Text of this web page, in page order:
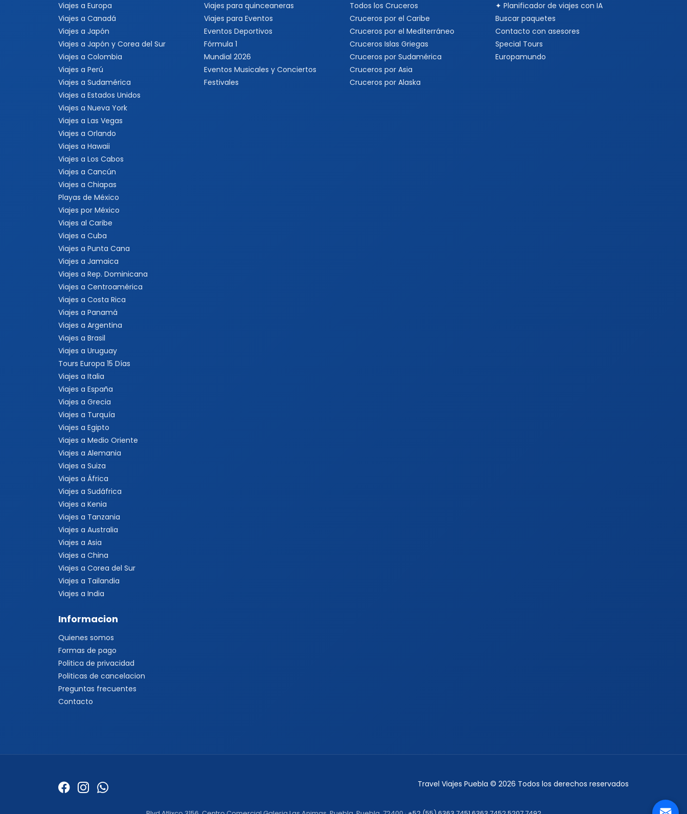
Viajes a Europa
Viajes a Canadá
Viajes a Japón
Viajes a Japón y Corea del Sur
Viajes a Colombia
Viajes a Perú
Viajes a Sudamérica
Viajes a Estados Unidos
Viajes a Nueva York
Viajes a Las Vegas
Viajes a Orlando
Viajes a Hawaii
Viajes a Los Cabos
Viajes a Cancún
Viajes a Chiapas
Playas de México
Viajes por México
Viajes al Caribe
Viajes a Cuba
Viajes a Punta Cana
Viajes a Jamaica
Viajes a Rep. Dominicana
Viajes a Centroamérica
Viajes a Costa Rica
Viajes a Panamá
Viajes a Argentina
Viajes a Brasil
Viajes a Uruguay
Tours Europa 15 Días
Viajes a Italia
Viajes a España
Viajes a Grecia
Viajes a Turquía
Viajes a Egipto
Viajes a Medio Oriente
Viajes a Alemania
Viajes a Suiza
Viajes a África
Viajes a Sudáfrica
Viajes a Kenia
Viajes a Tanzania
Viajes a Australia
Viajes a Asia
Viajes a China
Viajes a Corea del Sur
Viajes a Tailandia
Viajes a India
Viajes para quinceaneras
Viajes para Eventos
Eventos Deportivos
Fórmula 1
Mundial 2026
Eventos Musicales y Conciertos
Festivales
Todos los Cruceros
Cruceros por el Caribe
Cruceros por el Mediterráneo
Cruceros Islas Griegas
Cruceros por Sudamérica
Cruceros por Asia
Cruceros por Alaska
✦ Planificador de viajes con IA
Buscar paquetes
Contacto con asesores
Special Tours
Europamundo
Informacion
Quienes somos
Formas de pago
Politica de privacidad
Politicas de cancelacion
Preguntas frecuentes
Contacto
Travel Viajes Puebla © 2026 Todos los derechos reservados